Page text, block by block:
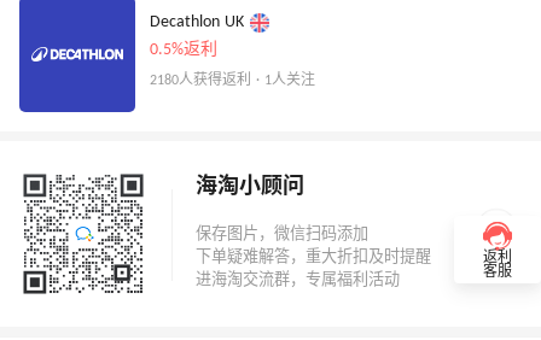
Decathlon UK
0.5%返利
2180人获得返利 · 1人关注
海淘小顾问
返利
客服